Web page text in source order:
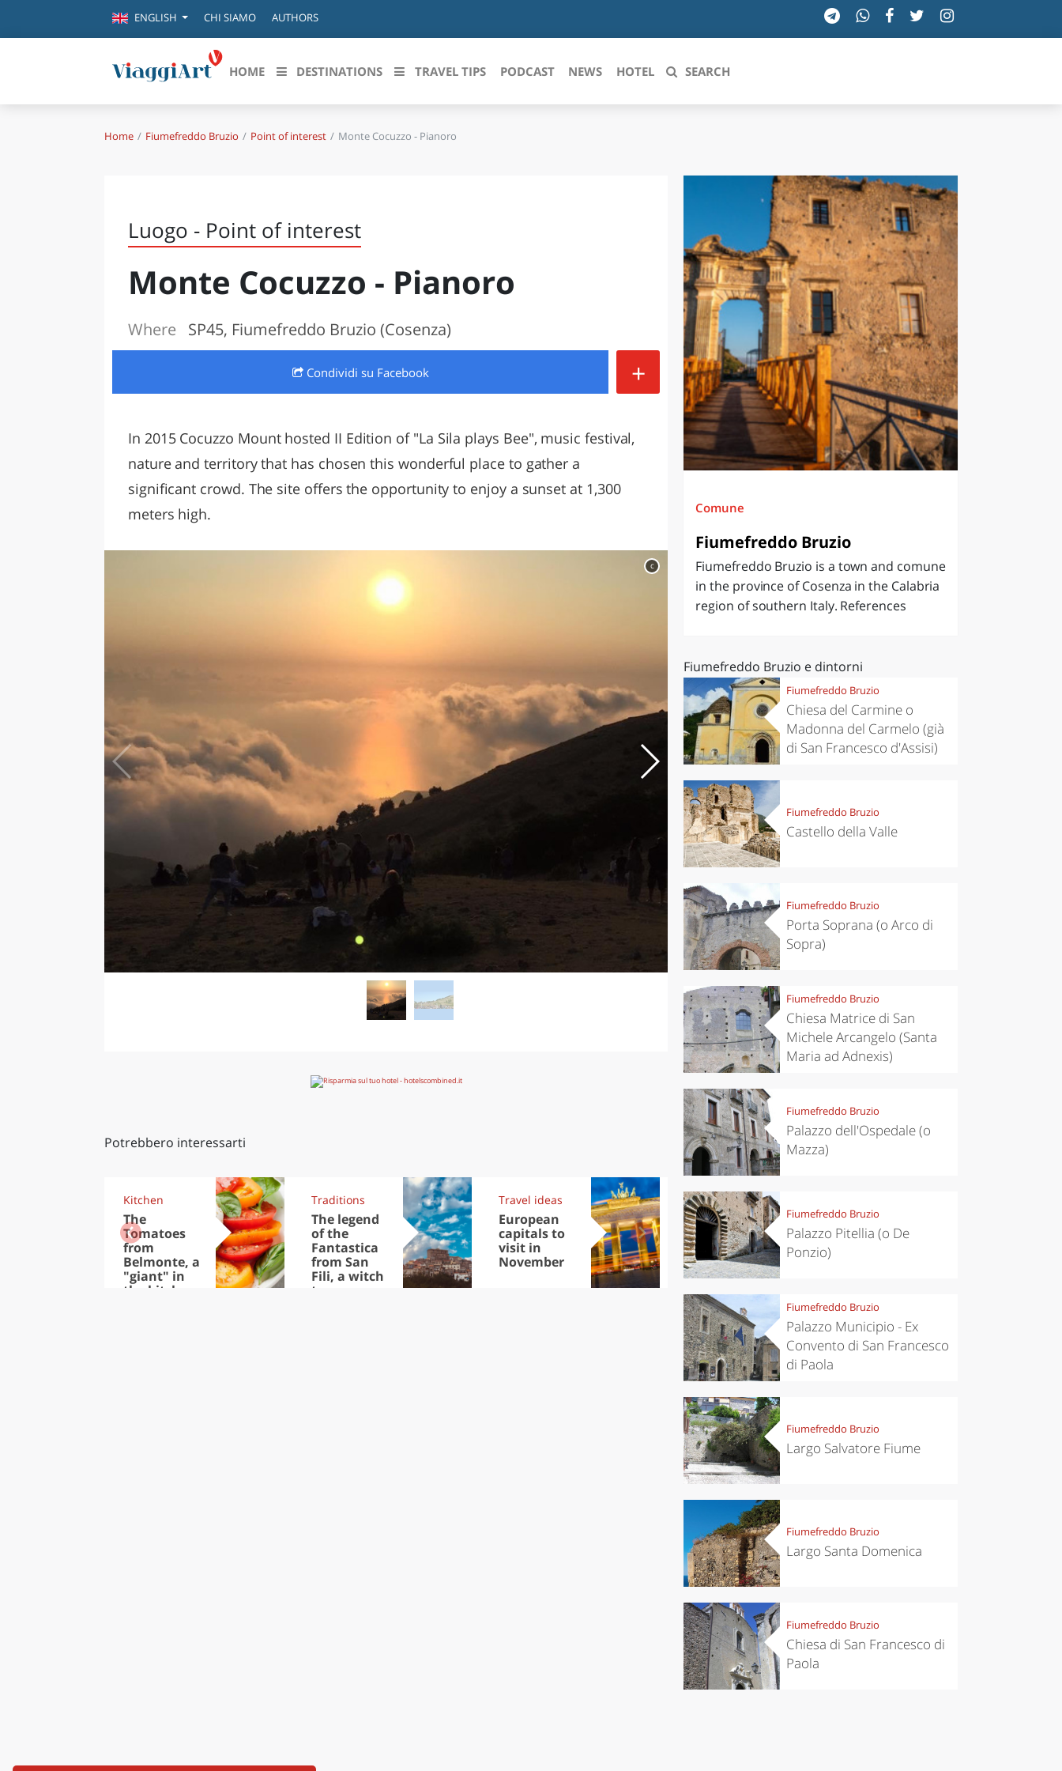
ENGLISH CHI SIAMO AUTHORS
HOME DESTINATIONS
Destinazioni in evidenza
FIRENZE
NAPOLI
BOLOGNA
LA SILA
IL SALENTO
Scopri le regioni italiane
CALABRIA
FRIULI-VENEZIA GIULIA
LAZIO
TOSCANA
TRENTINO-ALTO ADIGE
UMBRIA
VALLE D'AOSTA
VENETO
TRAVEL TIPS PODCAST NEWS HOTEL SEARCH
Home Fiumefreddo Bruzio Point of interest Monte Cocuzzo - Pianoro
Luogo - Point of interest
Monte Cocuzzo - Pianoro
Where SP45, Fiumefreddo Bruzio (Cosenza)
Condividi su Facebook +
In 2015 Cocuzzo Mount hosted II Edition of "La Sila plays Bee", music festival,
nature and territory that has chosen this wonderful place to gather a
significant crowd. The site offers the opportunity to enjoy a sunset at 1,300
meters high.
c
Potrebbero interessarti
Kitchen
The
Tomatoes
from
Belmonte, a
"giant" in
the kitchen
Traditions
The legend
of the
Fantastica
from San
Fili, a witch
town
Travel ideas
European
capitals to
visit in
November
Experiences
Let’s take a
trip to
Scopello to
discover the
tonnara
Autumn in
Trentino:
Comune
Fiumefreddo Bruzio
Fiumefreddo Bruzio is a town and comune
in the province of Cosenza in the Calabria
region of southern Italy. References
Fiumefreddo Bruzio e dintorni
Fiumefreddo Bruzio
Chiesa del Carmine o
Madonna del Carmelo (già
di San Francesco d'Assisi)
Fiumefreddo Bruzio
Castello della Valle
Fiumefreddo Bruzio
Porta Soprana (o Arco di
Sopra)
Fiumefreddo Bruzio
Chiesa Matrice di San
Michele Arcangelo (Santa
Maria ad Adnexis)
Fiumefreddo Bruzio
Palazzo dell'Ospedale (o
Mazza)
Fiumefreddo Bruzio
Palazzo Pitellia (o De
Ponzio)
Fiumefreddo Bruzio
Palazzo Municipio - Ex
Convento di San Francesco
di Paola
Fiumefreddo Bruzio
Largo Salvatore Fiume
Fiumefreddo Bruzio
Largo Santa Domenica
Fiumefreddo Bruzio
Chiesa di San Francesco di
Paola